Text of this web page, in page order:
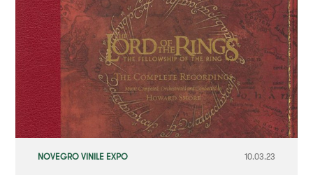
NOVEGRO VINILE EXPO 10.03.23